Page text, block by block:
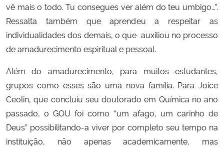
vê mais o todo. Tu consegues ver além do teu umbigo…”.
Ressalta também que aprendeu a respeitar as
individualidades dos demais, o que auxiliou no processo
de amadurecimento espiritual e pessoal.
Além do amadurecimento, para muitos estudantes,
grupos como esses são uma nova família. Para Joice
Ceolin, que concluiu seu doutorado em Química no ano
passado, o GOU foi como “um afago, um carinho de
Deus” possibilitando-a viver por completo seu tempo na
instituição, não apenas academicamente, mas